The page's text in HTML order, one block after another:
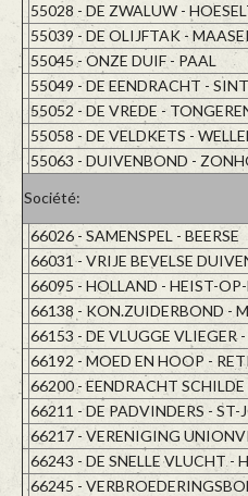
55028 - DE ZWALUW -
55039 - DE OLIJFTAK -
55045 - ONZE DUIF - PAAL
55049 - DE EENDRACHT -
55052 - DE VREDE -
55058 - DE VELDKETS -
55063 - DUIVENBOND -
Société:
66026 - SAMENSPEL - BEERSE
66031 - VRIJE BEVELSE
66095 - HOLLAND - HEIST-
66138 - KON.ZUIDERBOND -
66153 - DE VLUGGE VLIEGER
66192 - MOED EN HOOP -
66200 - EENDRACHT SCHILDE
66211 - DE PADVINDERS - ST-
66217 - VERENIGING
66243 - DE SNELLE VLUCHT -
66245 -